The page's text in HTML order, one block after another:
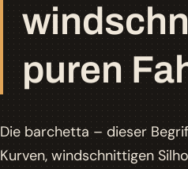
puren
Die barchetta– dieser
Kurven, windschnittigen